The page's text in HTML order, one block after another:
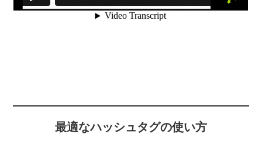
最適なハッシュタグの使い方